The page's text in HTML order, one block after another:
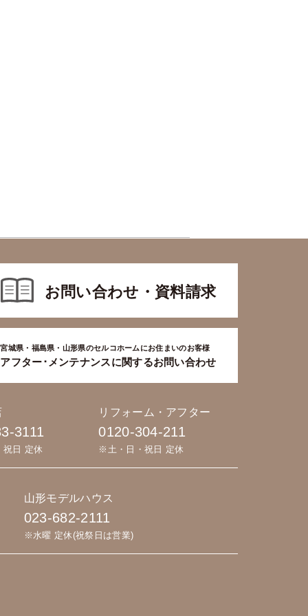
お問い合わせ・資料請求
宮城県・福島県・山形県のセルコホームにお住まいのお客様
アフター･メンテナンスに関するお問い合わせ
3111
日 定休
リフォーム・アフター
0120-304-211
※土・日・祝日 定休
山形モデルハウス
023-682-2111
※水曜 定休(祝祭日は営業)